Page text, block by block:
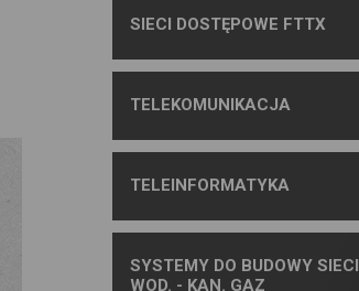
SIECI DOSTĘPOWE FTTX
TELEKOMUNIKACJA
TELEINFORMATYKA
SYSTEMY DO BUDOWY SIECI
WOD. - KAN. GAZ